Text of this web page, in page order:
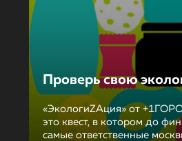
Проверь свою
«ЭкологиZAция» от
это квест, в котором до
самые ответственные